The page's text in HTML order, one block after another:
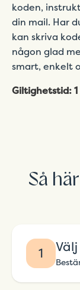
koden,
din mail. Har
kan skriva
någon glad
smart, enkelt
Giltighetstid:
Så
1